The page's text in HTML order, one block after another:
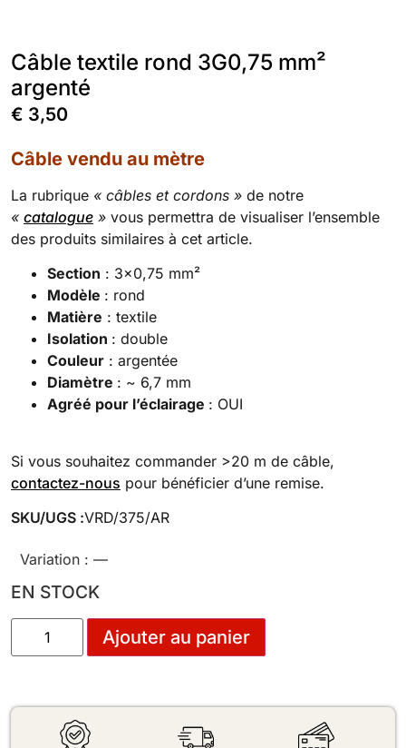
Câble textile rond 3G0,75 mm²
argenté
€ 3,50
Câble vendu au mètre
La rubrique « câbles et cordons » de notre
« catalogue » vous permettra de visualiser l’ensemble
des produits similaires à cet article.
Section : 3×0,75 mm²
Modèle : rond
Matière : textile
Isolation : double
Couleur : argentée
Diamètre : ~ 6,7 mm
Agréé pour l’éclairage : OUI
Si vous souhaitez commander >20 m de câble,
contactez-nous pour bénéficier d’une remise.
SKU/UGS :VRD/375/AR
Variation : —
EN STOCK
Ajouter au panier